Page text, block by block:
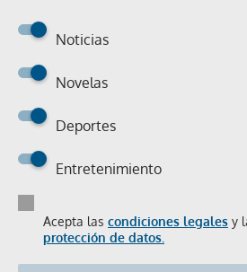
Noticias
Novelas
Deportes
Entretenimiento
Acepta las condiciones legales y
protección de datos.